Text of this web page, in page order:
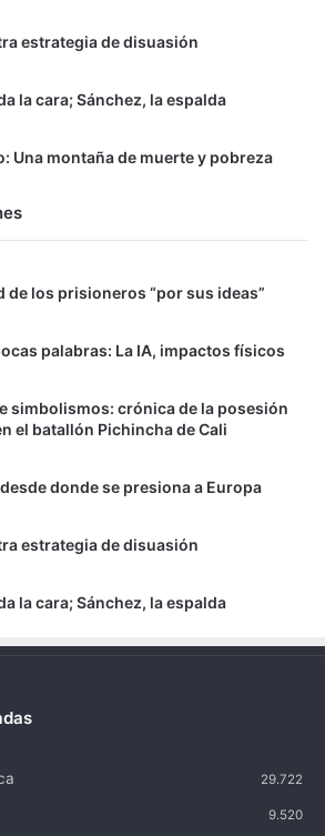
estrategia de disuasión
la cara; Sánchez, la espalda
Una montaña de muerte y pobreza
de los prisioneros “por sus ideas”
palabras: La IA, impactos físicos
simbolismos: crónica de la posesión
el batallón Pichincha de Cali
donde se presiona a Europa
estrategia de disuasión
la cara; Sánchez, la espalda
29.722
9.520